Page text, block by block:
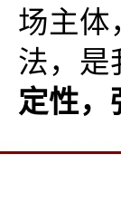
场主体
法，是
定性，